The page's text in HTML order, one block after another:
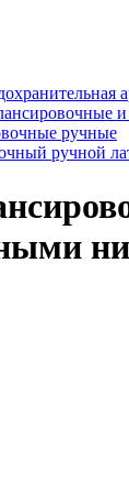
ручные
ручной